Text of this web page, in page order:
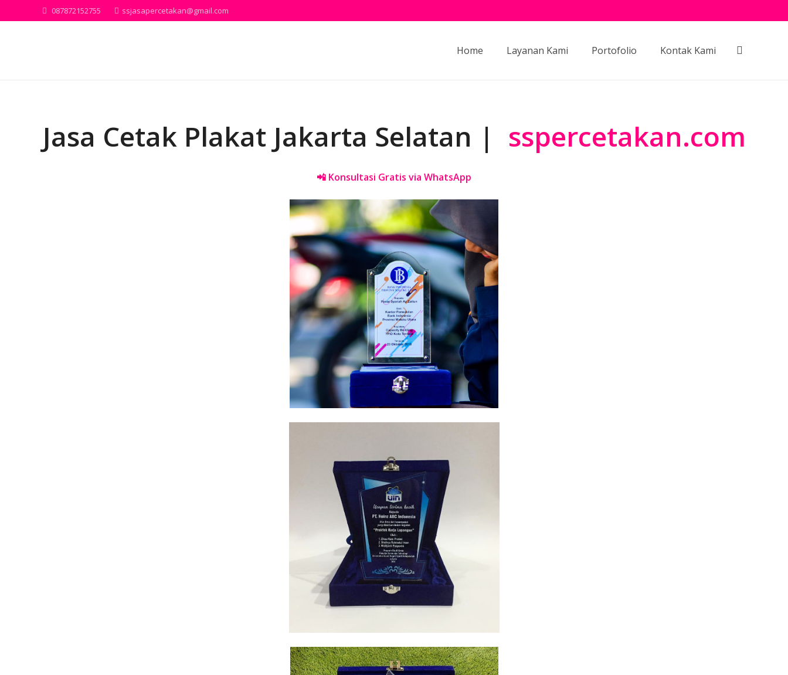
087872152755 ssjasapercetakan@gmail.com
Home Layanan Kami Portofolio Kontak Kami
Jasa Cetak Plakat Jakarta Selatan | sspercetakan.com
📲 Konsultasi Gratis via WhatsApp